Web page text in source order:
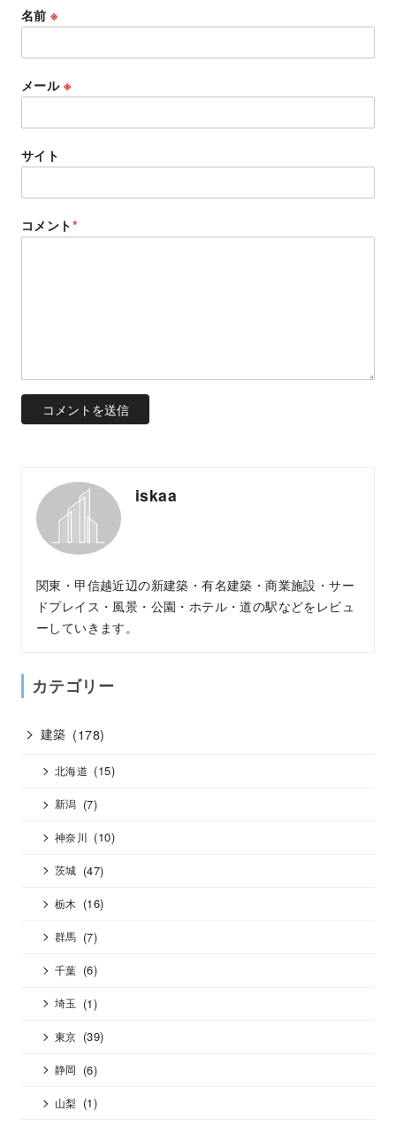
名前※
メール ※
サイト
コメント*
iskaa
関東・甲信越近辺の新建築・有名建築・商業施設・サー
ドプレイス・風景・公園・ホテル・道の駅などをレビュ
ーしていきます。
カテゴリー
建築 (178)
北海道 (15)
新潟 (7)
神奈川 (10)
茨城 (47)
栃木 (16)
群馬 (7)
千葉 (6)
埼玉 (1)
東京 (39)
静岡 (6)
山梨 (1)